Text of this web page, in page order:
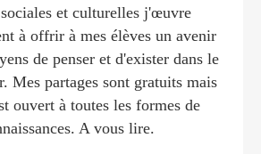
et culturelles j'œuvre
à offrir à mes élèves un avenir
de penser et d'exister dans le
Mes partages sont gratuits mais
ouvert à toutes les formes de
A vous lire.